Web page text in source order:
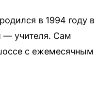
в 1994 году в
— учителя. Сам
с ежемесячным